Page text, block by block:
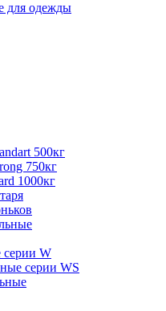
для одежды
500кг
750кг
1000кг
серии W
серии WS